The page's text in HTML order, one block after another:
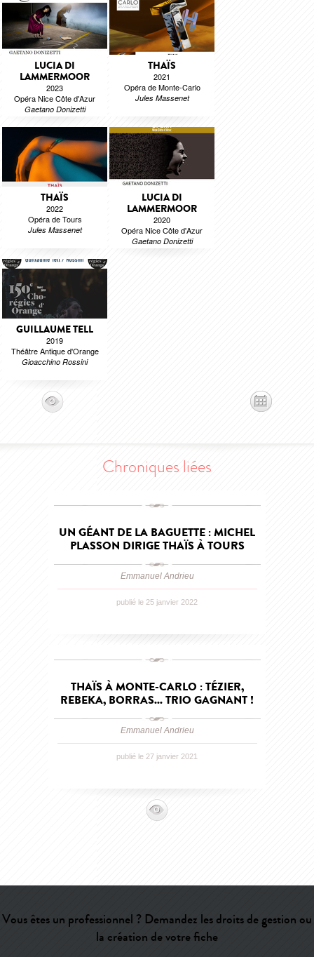
LUCIA DI
LAMMERMOOR
2023
Opéra Nice Côte d'Azur
Gaetano Donizetti
THAÏS
2021
Opéra de Monte-Carlo
Jules Massenet
THAÏS
2022
Opéra de Tours
Jules Massenet
LUCIA DI
LAMMERMOOR
2020
Opéra Nice Côte d'Azur
Gaetano Donizetti
GUILLAUME TELL
2019
Théâtre Antique d'Orange
Gioacchino Rossini
Chroniques liées
UN GÉANT DE LA BAGUETTE : MICHEL
PLASSON DIRIGE THAÏS À TOURS
Emmanuel Andrieu
publié le 25 janvier 2022
THAÏS À MONTE-CARLO : TÉZIER,
REBEKA, BORRAS... TRIO GAGNANT !
Emmanuel Andrieu
publié le 27 janvier 2021
Vous êtes un professionnel ? Demandez les droits de gestion ou
la création de votre fiche